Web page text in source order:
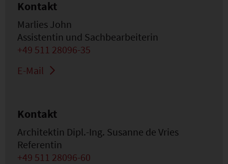
Kontakt
Marlies John
Assistentin und Sachbearbeiterin
+49 511 28096-35
E-Mail
Kontakt
Architektin Dipl.-Ing. Susanne de Vries
Referentin
+49 511 28096-60